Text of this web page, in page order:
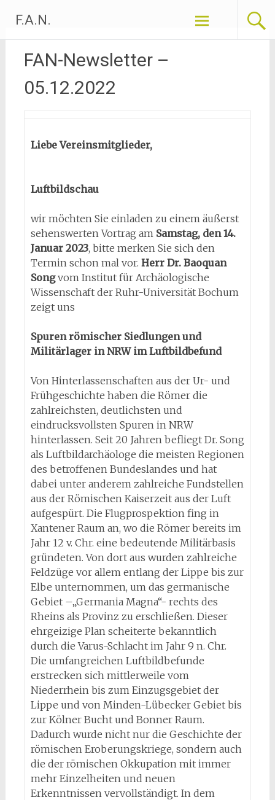
Inhalt
springen
F.A.N.
FAN-Newsletter –
05.12.2022
Liebe Vereinsmitglieder,
Luftbildschau
wir möchten Sie einladen zu einem äußerst
sehenswerten Vortrag am Samstag, den 14.
Januar 2023, bitte merken Sie sich den
Termin schon mal vor. Herr Dr. Baoquan
Songvom Institut für Archäologische
Wissenschaft der Ruhr-Universität Bochum
zeigt uns
Spuren römischer Siedlungen und
Militärlager in NRW im Luftbildbefund
Von Hinterlassenschaften aus der Ur- und
Frühgeschichte haben die Römer die
zahlreichsten, deutlichsten und
eindrucksvollsten Spuren in NRW
hinterlassen. Seit 20 Jahren befliegt Dr. Song
als Luftbildarchäologe die meisten Regionen
des betroffenen Bundeslandes und hat
dabei unter anderem zahlreiche Fundstellen
aus der Römischen Kaiserzeit aus der Luft
aufgespürt. Die Flugprospektion fing in
Xantener Raum an, wo die Römer bereits im
Jahr 12 v. Chr. eine bedeutende Militärbasis
gründeten. Von dort aus wurden zahlreiche
Feldzüge vor allem entlang der Lippe bis zur
Elbe unternommen, um das germanische
Gebiet –„Germania Magna“- rechts des
Rheins als Provinz zu erschließen. Dieser
ehrgeizige Plan scheiterte bekanntlich
durch die Varus-Schlacht im Jahr 9 n. Chr.
Die umfangreichen Luftbildbefunde
erstrecken sich mittlerweile vom
Niederrhein bis zum Einzugsgebiet der
Lippe und von Minden-Lübecker Gebiet bis
zur Kölner Bucht und Bonner Raum.
Dadurch wurde nicht nur die Geschichte der
römischen Eroberungskriege, sondern auch
die der römischen Okkupation mit immer
mehr Einzelheiten und neuen
Erkenntnissen vervollständigt. In dem